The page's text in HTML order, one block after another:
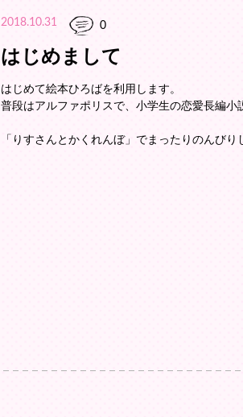
2018.10.31 0
はじめまして
はじめて絵本ひろばを利用します。
普段はアルファポリスで、小学生の恋愛長編
「りすさんとかくれんぼ」でまったりのんび